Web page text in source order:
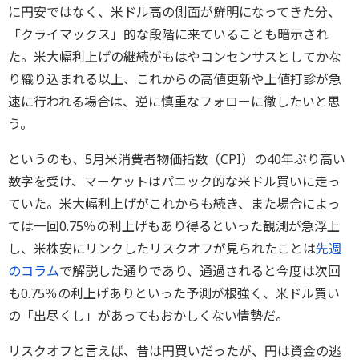
に円安ではなく、米ドル高の側面が鮮明になってきた分、
「クライマックス」的な段階に来ていることも暗示され
た。米大幅利上げの継続がもはやコンセンサスとしてかな
り織り込まれる以上、これからの高値更新や上値打診が急
速に行われる場合は、逆に慎重なフォローに徹したいと思
う。
というのも、5月米消費者物価指数（CPI）の40年ぶり高い
数字を受け、マーケットはパニック的な米ドル買いに走っ
ていた。米大幅利上げがこれからも続き、また場合によっ
ては一回0.75％の利上げもあり得るといった観測が急浮上
し、米株安にリンクしたリスクオフが見られたことは先週
のコラムで解説した通りであり、通過されると今度は次回
も0.75％の利上げありといった予測が根強く、米ドル買い
の「出尽くし」があってもおかしくない情勢だ。
リスクオフと言えば、昔は円買いだったが、円は資金の逃